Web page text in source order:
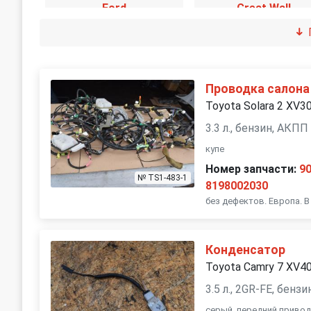
Ford Great Wall
Lada
Lexus Mazda
Opel
Rover
Skoda
Suzuki
№ TS1-483-1
Проводка салона
Toyota Solara 2
3.3 л., бензин, АКПП
купе
Номер запчасти:
8198002030
без дефектов. Европа.
Конденсатор
Toyota Camry 7
3.5 л., 2GR-FE,